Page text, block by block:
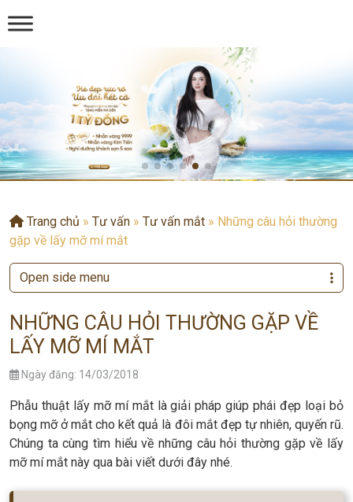
Trang chủ » Tư vấn » Tư vấn mắt » Những câu hỏi thường
gặp về lấy mỡ mí mắt
NHỮNG CÂU HỎI THƯỜNG GẶP VỀ
LẤY MỠ MÍ MẮT
Ngày đăng: 14/03/2018
Phẫu thuật lấy mỡ mí mắt là giải pháp giúp phái đẹp loại bỏ
bọng mỡ ở mắt cho kết quả là đôi mắt đẹp tự nhiên, quyến rũ.
Chúng ta cùng tìm hiểu về những câu hỏi thường gặp về lấy
mỡ mí mắt này qua bài viết dưới đây nhé.
Open side menu